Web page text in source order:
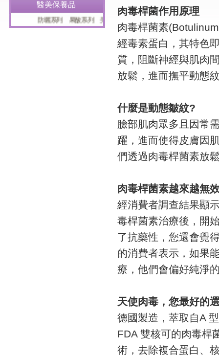
醫美保養品
防曬系列 果酸系列 美白系列 面膜系列 雷射術後保養
肉毒桿菌作用原理
肉毒桿菌素
經毒素蛋白，其特色
質，阻斷神經與肌肉
放鬆，進而撫平動態
什麼是動態皺紋?
臉部肌肉眾多且因常
躍，進而使得皮膚因
們透過肉毒桿菌素放
肉毒桿菌素越來越無
經消費者調查結果顯
毒桿菌素治療後，開
了抗藥性，您還會覺
的消費者表示，如果
療，他們會偏好純淨
天使肉毒，您最好的
德國製造，萃取自A
FDA 雙核可的肉毒桿
術，去除複合蛋白、